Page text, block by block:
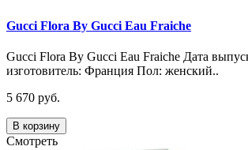
Gucci Flora By Gucci Eau Fraiche
Gucci Flora By Gucci Eau Fraiche Дата
изготовитель: Франция Пол: женский..
5 670 руб.
В корзину
Смотреть